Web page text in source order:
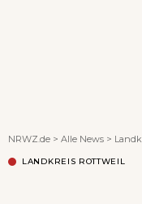
NRWZ.de > Alle News >
LANDKREIS ROTTWEIL